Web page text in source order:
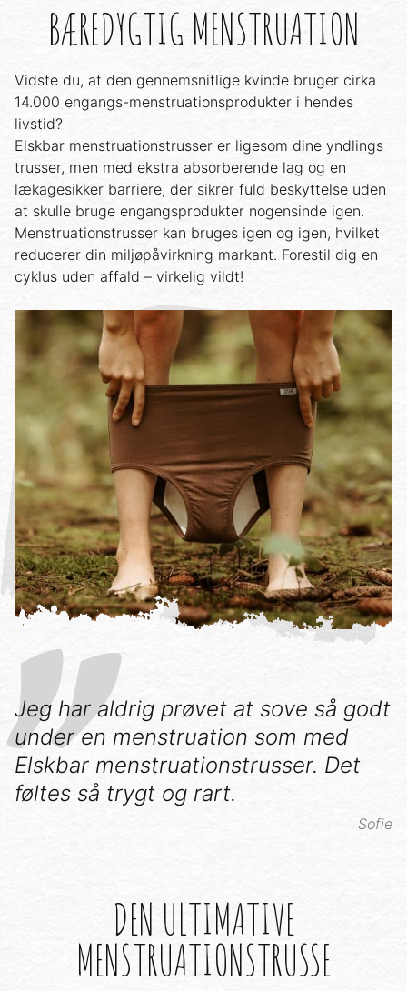
BÆREDYGTIG MENSTRUATION
Vidste du, at den gennemsnitlige kvinde bruger cirka
14.000 engangs-menstruationsprodukter i hendes
livstid?
Elskbar menstruationstrusser er ligesom dine yndlings
trusser, men med ekstra absorberende lag og en
lækagesikker barriere, der sikrer fuld beskyttelse uden
at skulle bruge engangsprodukter nogensinde igen.
Menstruationstrusser kan bruges igen og igen, hvilket
reducerer din miljøpåvirkning markant. Forestil dig en
cyklus uden affald – virkelig vildt!
Jeg har aldrig prøvet at sove så godt
under en menstruation som med
Elskbar menstruationstrusser. Det
føltes så trygt og rart.
Sofie
DEN ULTIMATIVE
MENSTRUATIONSTRUSSE